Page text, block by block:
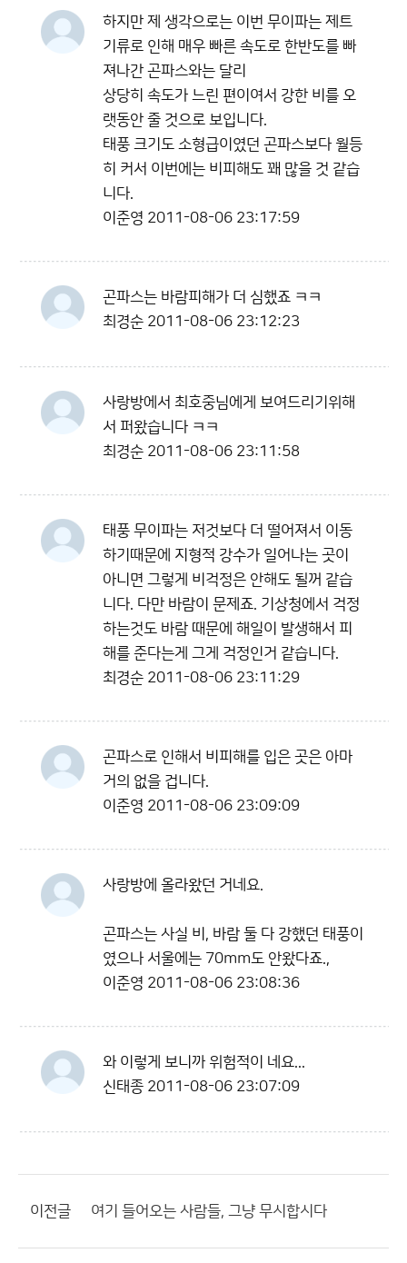
하지만 제 생각으로는 이번 무이파는 제트
기류로 인해 매우 빠른 속도로 한반도를 빠
져나간 곤파스와는 달리
상당히 속도가 느린 편이여서 강한 비를 오
랫동안 줄 것으로 보입니다.
태풍 크기도 소형급이였던 곤파스보다 월등
히 커서 이번에는 비피해도 꽤 많을 것 같습
니다.
이준영 2011-08-06 23:17:59
곤파스는 바람피해가 더 심했죠 ㅋㅋ
최경순 2011-08-06 23:12:23
사랑방에서 최호중님에게 보여드리기위해
서 퍼왔습니다 ㅋㅋ
최경순 2011-08-06 23:11:58
태풍 무이파는 저것보다 더 떨어져서 이동
하기때문에 지형적 강수가 일어나는 곳이
아니면 그렇게 비걱정은 안해도 될꺼 같습
니다. 다만 바람이 문제죠. 기상청에서 걱정
하는것도 바람 때문에 해일이 발생해서 피
해를 준다는게 그게 걱정인거 같습니다.
최경순 2011-08-06 23:11:29
곤파스로 인해서 비피해를 입은 곳은 아마
거의 없을 겁니다.
이준영 2011-08-06 23:09:09
사랑방에 올라왔던 거네요.
곤파스는 사실 비, 바람 둘 다 강했던 태풍이
였으나 서울에는 70mm도 안왔다죠.,
이준영 2011-08-06 23:08:36
와 이렇게 보니까 위험적이 네요...
신태종 2011-08-06 23:07:09
이전글 여기 들어오는 사람들, 그냥 무시합시다